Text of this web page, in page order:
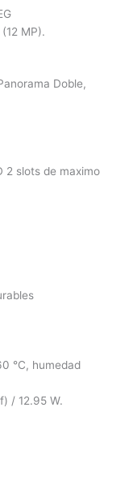
MP).
Doble,
2 slots de maximo
°C, humedad
/ 12.95 W.